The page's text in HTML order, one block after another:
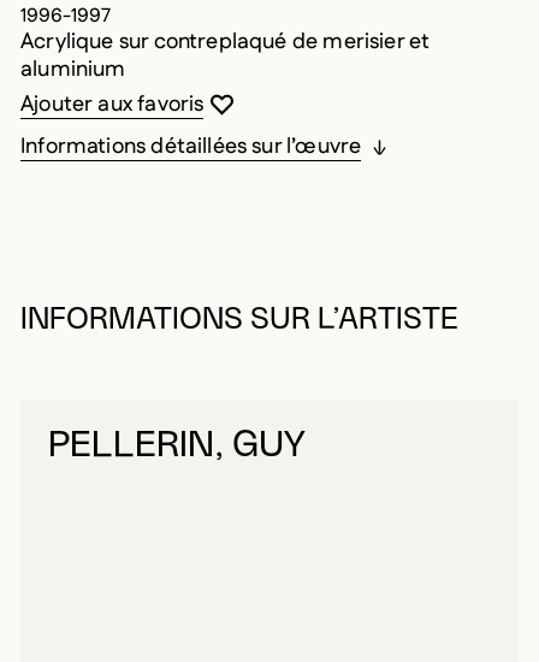
1996-1997
Acrylique sur contreplaqué de merisier et
aluminium
Vous devez être connecté pour ajouter
Fermer la modale
Ouvrir la modale
Ajouter aux favoris
Informations détaillées sur l’œuvre
INFORMATIONS SUR L’ARTISTE
PELLERIN, GUY